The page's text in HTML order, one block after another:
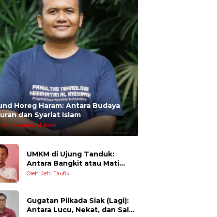
Horeg Haram: Antara Budaya
dan Syariat Islam
Adri Yanto, M.Kom
UMKM di Ujung Tanduk:
Antara Bangkit atau Mati
Pelan-Pelan
Oleh: Jefri Taufik
Gugatan Pilkada Siak (Lagi):
Antara Lucu, Nekat, dan Salah